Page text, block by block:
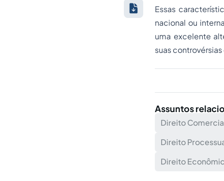
Essas
nacional ou
uma excelente
suas
Assuntos
Direito
Direito
Direito